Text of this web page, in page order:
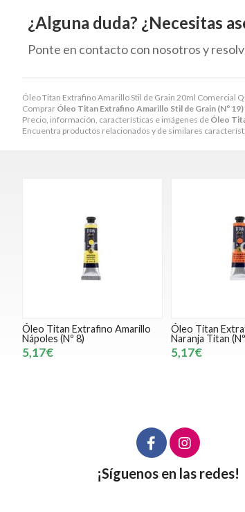
Óleo Titan Extrafino Amarillo Stil de Grain 20ml Comercial
Comprar Óleo Titan Extrafino Amarillo Stil de Grain (Nº 19)
Precio, información, características e imágenes de Óleo
Encuentra productos relacionados y de similares
¿Alguna duda? ¿Necesitas
Ponte en contacto con nosotros y
Óleo Titan Extrafino Amarillo
Nápoles (Nº 8)
5,17€
Óleo Titan
Naranja Titan
5,17€
¡Síguenos en las redes!